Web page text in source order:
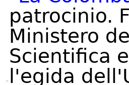
patrocinio.
Ministero
Scientifica
l'egida